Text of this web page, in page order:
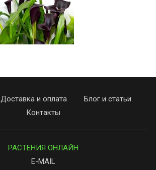
Доставка и оплата
Блог и статьи
Контакты
РАСТЕНИЯ ОНЛАЙН
E-MAIL